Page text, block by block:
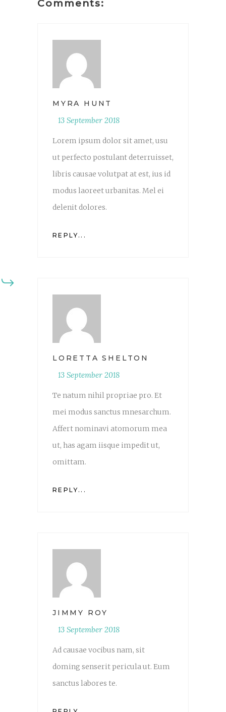
Comments:
MYRA HUNT
13 September 2018
Lorem ipsum dolor sit amet, usu
ut perfecto postulant deterruisset,
libris causae volutpat at est, ius id
modus laoreet urbanitas. Mel ei
delenit dolores.
REPLY...
LORETTA SHELTON
13 September 2018
Te natum nihil propriae pro. Et
mei modus sanctus mnesarchum.
Affert nominavi atomorum mea
ut, has agam iisque impedit ut,
omittam.
REPLY...
JIMMY ROY
13 September 2018
Ad causae vocibus nam, sit
doming senserit pericula ut. Eum
sanctus labores te.